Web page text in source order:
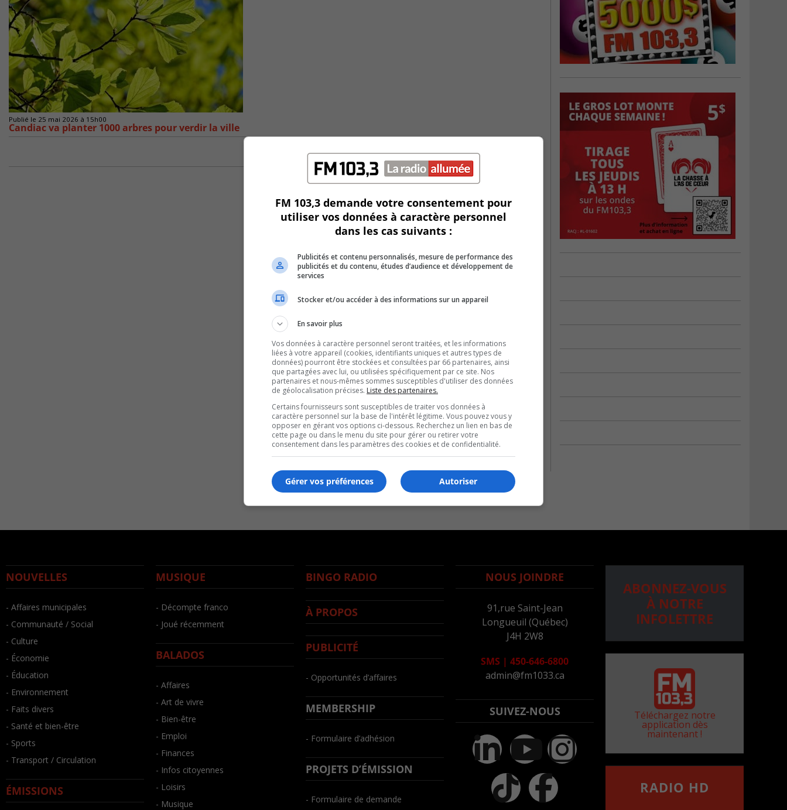
Publié le 25 mai 2026 à 15h00
Candiac va planter 1000 arbres pour verdir la ville
NOUVELLES
- Affaires municipales
- Communauté / Social
- Culture
- Économie
- Éducation
- Environnement
- Faits divers
- Santé et bien-être
- Sports
- Transport / Circulation
ÉMISSIONS
MUSIQUE
- Décompte franco
- Joué récemment
BALADOS
- Affaires
- Art de vivre
- Bien-être
- Emploi
- Finances
- Infos citoyennes
- Loisirs
- Musique
BINGO RADIO
À PROPOS
PUBLICITÉ
- Opportunités d’affaires
MEMBERSHIP
- Formulaire d’adhésion
PROJETS D’ÉMISSION
- Formulaire de demande
NOUS JOINDRE
91,rue Saint-Jean
Longueuil (Québec)
J4H 2W8
SMS | 450-646-6800
admin@fm1033.ca
SUIVEZ-NOUS
ABONNEZ-VOUS
À NOTRE
INFOLETTRE
Téléchargez notre
application dès
maintenant !
RADIO HD
FM 103,3 demande votre consentement pour
utiliser vos données à caractère personnel
dans les cas suivants :
Publicités et contenu personnalisés, mesure de performance des
publicités et du contenu, études d’audience et développement de
services
Stocker et/ou accéder à des informations sur un appareil
En savoir plus
Vos données à caractère personnel seront traitées, et les informations
liées à votre appareil (cookies, identifiants uniques et autres types de
données) pourront être stockées et consultées par 66 partenaires, ainsi
que partagées avec lui, ou utilisées spécifiquement par ce site. Nos
partenaires et nous-mêmes sommes susceptibles d'utiliser des données
de géolocalisation précises. Liste des partenaires.
Certains fournisseurs sont susceptibles de traiter vos données à
caractère personnel sur la base de l'intérêt légitime. Vous pouvez vous y
opposer en gérant vos options ci-dessous. Recherchez un lien en bas de
cette page ou dans le menu du site pour gérer ou retirer votre
consentement dans les paramètres des cookies et de confidentialité.
Autoriser
Gérer vos préférences